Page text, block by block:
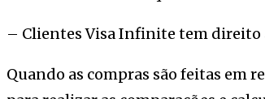
– Clientes Visa Infinite tem direito
Quando as compras são feitas em